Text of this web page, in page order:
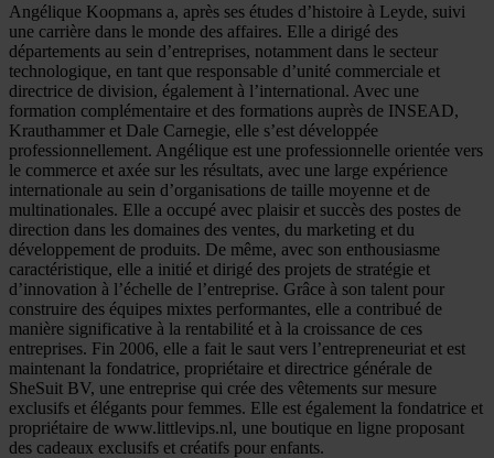
Angélique Koopmans a, après ses études d’histoire à Leyde, suivi
une carrière dans le monde des affaires. Elle a dirigé des
départements au sein d’entreprises, notamment dans le secteur
technologique, en tant que responsable d’unité commerciale et
directrice de division, également à l’international. Avec une
formation complémentaire et des formations auprès de INSEAD,
Krauthammer et Dale Carnegie, elle s’est développée
professionnellement. Angélique est une professionnelle orientée vers
le commerce et axée sur les résultats, avec une large expérience
internationale au sein d’organisations de taille moyenne et de
multinationales. Elle a occupé avec plaisir et succès des postes de
direction dans les domaines des ventes, du marketing et du
développement de produits. De même, avec son enthousiasme
caractéristique, elle a initié et dirigé des projets de stratégie et
d’innovation à l’échelle de l’entreprise. Grâce à son talent pour
construire des équipes mixtes performantes, elle a contribué de
manière significative à la rentabilité et à la croissance de ces
entreprises. Fin 2006, elle a fait le saut vers l’entrepreneuriat et est
maintenant la fondatrice, propriétaire et directrice générale de
SheSuit BV, une entreprise qui crée des vêtements sur mesure
exclusifs et élégants pour femmes. Elle est également la fondatrice et
propriétaire de www.littlevips.nl, une boutique en ligne proposant
des cadeaux exclusifs et créatifs pour enfants.